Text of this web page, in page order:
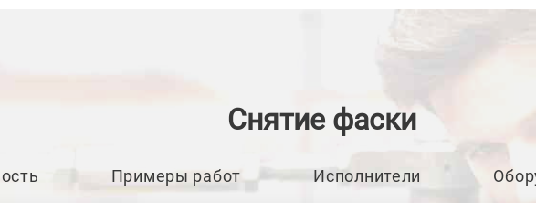
Снятие фаски
Примеры работ Исполнители